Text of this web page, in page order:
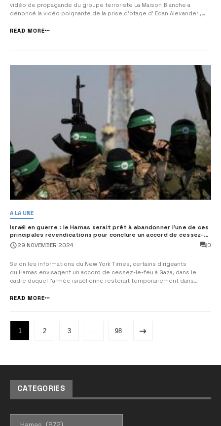
vidéo de propagande du groupe terroriste La Maison Blanche a
dénoncé la vidéo poignante de la prise d’otage d’ Edan Alexander ,
Hamas ». Les images troublantes montrent le jeune homme de 20...
READ MORE
A LA UNE
Israël en guerre : le Hamas serait prêt à abandonner l’une de ces
principales revendications pour conclure un accord de cessez-
le-feu à Gaza
29 NOVEMBER 2024 0
Selon les informations du New York Times, certains dirigeants
du Hamas envisagent un accord de cessez-le-feu à Gaza, dans le
cadre duquel l’armée israélienne resterait temporairement dans
York Times révèle également que l’Iran semble désireux d’éviter ...
READ MORE
1 2 3 98
CATEGORIES